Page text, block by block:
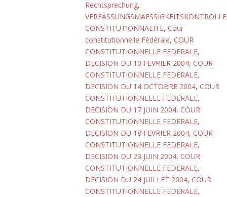
Rechtsprechung,
VERFASSUNGSMAESSIGKEITSKONTROLLE
CONSTITUTIONNALITE, Cour
constitutionnelle Fédérale, COUR
CONSTITUTIONNELLE FEDERALE,
DECISION DU 10 FEVRIER 2004, COUR
CONSTITUTIONNELLE FEDERALE,
DECISION DU 14 OCTOBRE 2004, COUR
CONSTITUTIONNELLE FEDERALE,
DECISION DU 17 JUIN 2004, COUR
CONSTITUTIONNELLE FEDERALE,
DECISION DU 18 FEVRIER 2004, COUR
CONSTITUTIONNELLE FEDERALE,
DECISION DU 23 JUIN 2004, COUR
CONSTITUTIONNELLE FEDERALE,
DECISION DU 24 JUILLET 2004, COUR
CONSTITUTIONNELLE FEDERALE,